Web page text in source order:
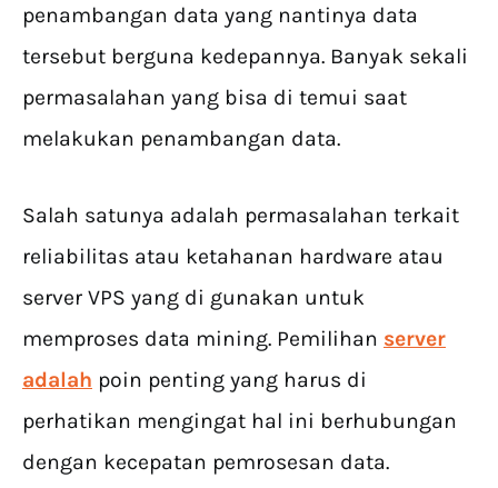
penambangan data yang nantinya data
tersebut berguna kedepannya. Banyak sekali
permasalahan yang bisa di temui saat
melakukan penambangan data.
Salah satunya adalah permasalahan terkait
reliabilitas atau ketahanan hardware atau
server VPS yang di gunakan untuk
memproses data mining. Pemilihan server
adalah poin penting yang harus di
perhatikan mengingat hal ini berhubungan
dengan kecepatan pemrosesan data.